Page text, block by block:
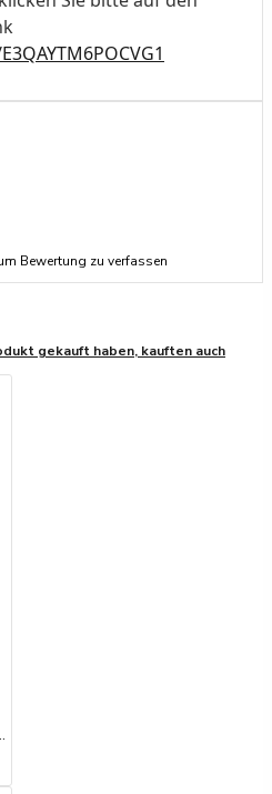
Bewertung zu verfassen
gekauft haben, kauften auch
Baskı